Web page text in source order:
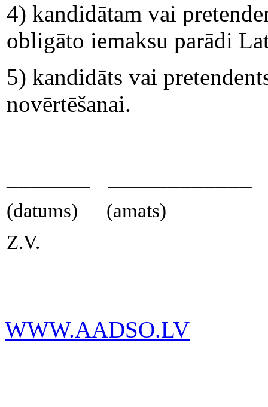
4) kandidātam vai
obligāto iemaksu parādi
5) kandidāts vai
novērtēšanai.
(datums) (amats)
Z.V.
WWW.AADSO.LV